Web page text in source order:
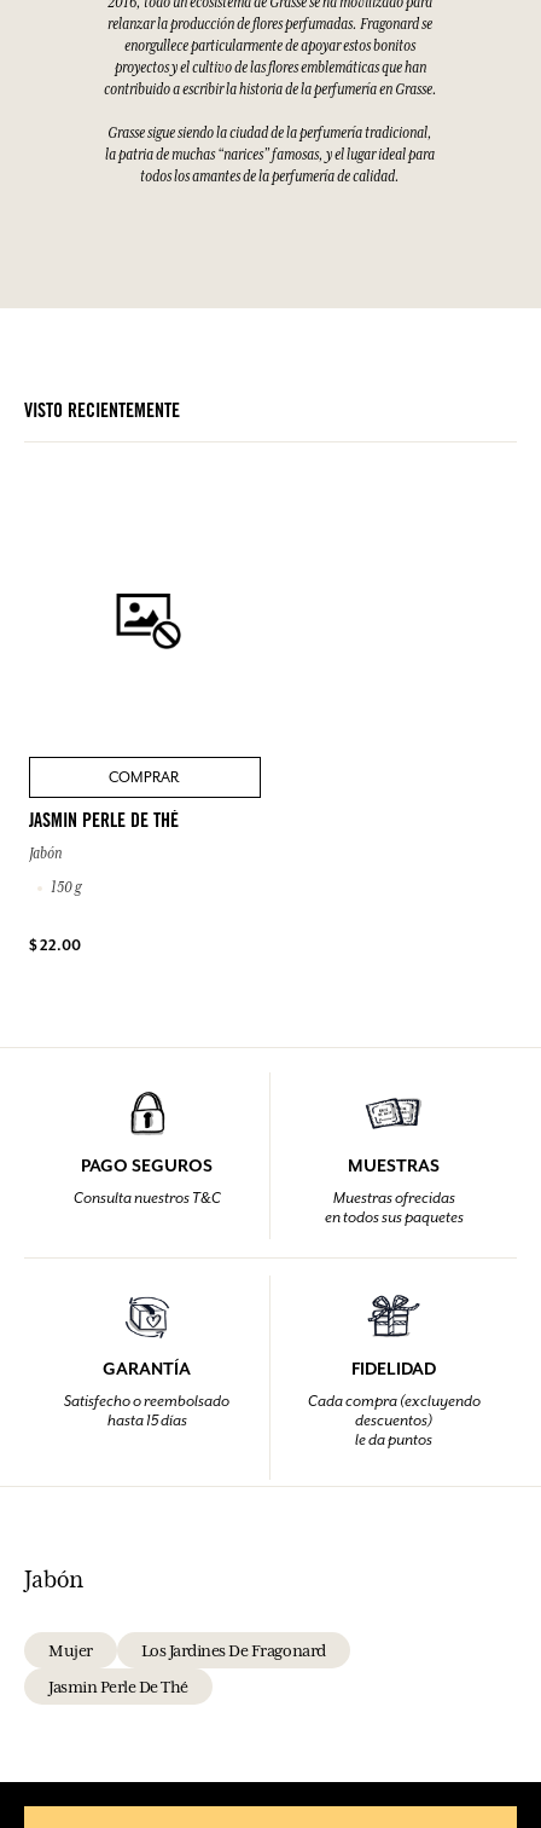
relanzar la producción de flores perfumadas. Fragonard se
enorgullece particularmente de apoyar estos bonitos
proyectos y el cultivo de las flores emblemáticas que han
contribuido a escribir la historia de la perfumería en Grasse.
Grasse sigue siendo la ciudad de la perfumería tradicional,
la patria de muchas “narices” famosas, y el lugar ideal para
todos los amantes de la perfumería de calidad.
VISTO RECIENTEMENTE
COMPRAR
JASMIN PERLE DE THÉ
Jabón
150 g
$ 22.00
PAGO SEGUROS
Consulta nuestros T&C
MUESTRAS
Muestras ofrecidas
en todos sus paquetes
GARANTÍA
Satisfecho o reembolsado
hasta 15 días
FIDELIDAD
Cada compra (excluyendo
descuentos)
le da puntos
Jabón
Mujer
Los Jardines De Fragonard
Jasmin Perle De Thé